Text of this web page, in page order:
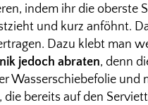
indem ihr die oberste
und kurz anföhnt.
Dazu klebt man
jedoch abraten, denn
Wasserschiebefolie
bereits auf den